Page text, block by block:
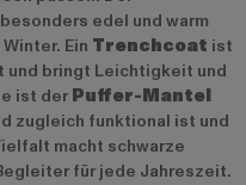
edel und warm
Ein Trenchcoat ist
und bringt Leichtigkeit und
ist der Puffer-Mantel
zugleich funktional ist und
macht schwarze
für jede Jahreszeit.